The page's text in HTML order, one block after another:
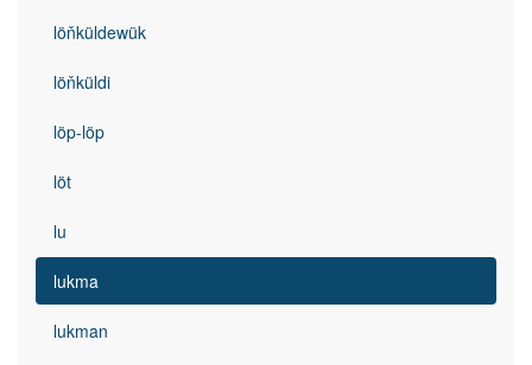
löňküldewük
löňküldi
löp-löp
löt
lu
lukma
lukman